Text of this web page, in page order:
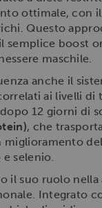
ottimale,
Questo
semplice boost
maschile.
anche il
ai livelli
12 giorni di
, che
miglioramento
selenio.
il suo ruolo nella
Integrato